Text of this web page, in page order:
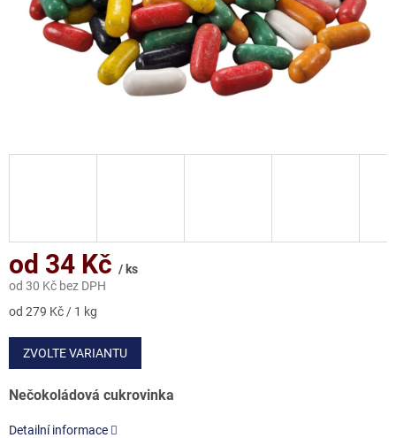
od 34 Kč / ks
od 30 Kč bez DPH
Měrná
od 279 Kč / 1 kg
ZVOLTE VARIANTU
Nečokoládová cukrovinka
Detailní informace